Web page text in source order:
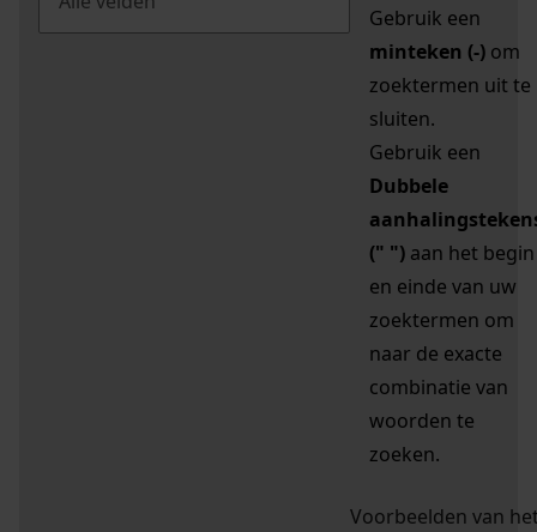
Gebruik een
minteken (-) om
zoektermen uit te
sluiten.
Gebruik een
Dubbele
(" ") aan het begin
en einde van uw
zoektermen om
naar de exacte
combinatie van
woorden te
zoeken.
Voorbeelden van